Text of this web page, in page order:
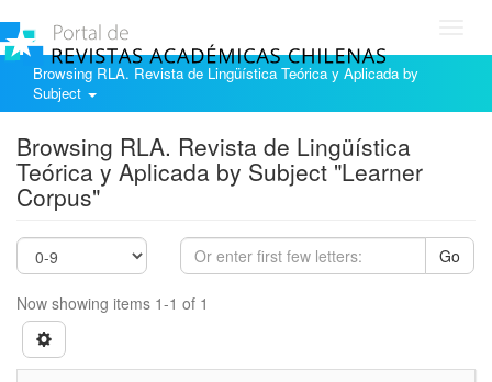
Browsing RLA. Revista de Lingüística Teórica y Aplicada by
Subject
Browsing RLA. Revista de Lingüística
Teórica y Aplicada by Subject "Learner
Corpus"
Go
Now showing items 1-1 of 1